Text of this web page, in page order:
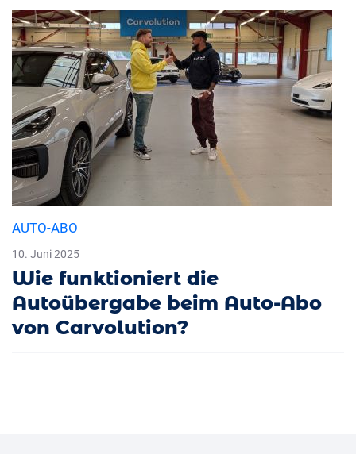
AUTO-ABO
10. Juni 2025
Wie funktioniert die
Autoübergabe beim Auto-Abo
von Carvolution?